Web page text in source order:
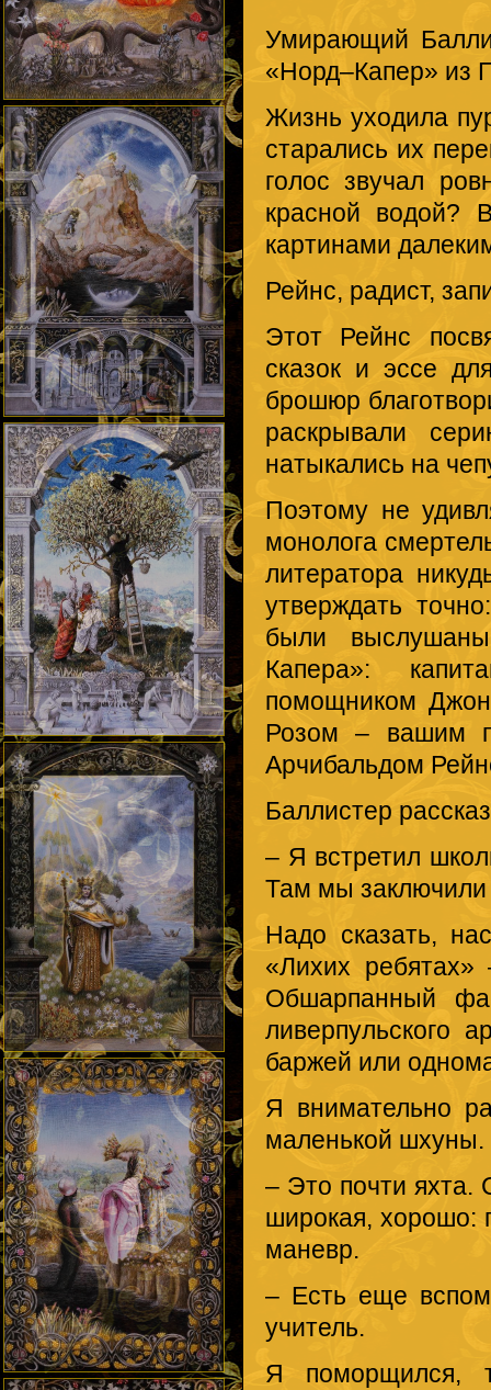
Умирающий
«Норд–Капер» из
Жизнь уходила
старались их
голос звучал
красной водой?
картинами
Рейнс, радист,
Этот Рейнс
сказок и эссе
брошюр
раскрывали
натыкались на
Поэтому не
монолога
литератора
утверждать
были
Капера»:
помощником
Розом – вашим
Арчибальдом
Баллистер
– Я встретил
Там мы заключили
Надо сказать,
«Лихих
Обшарпанный
ливерпульского
баржей или
Я внимательно
маленькой шхуны.
– Это почти яхта.
широкая, хорошо:
маневр.
– Есть еще
учитель.
Я поморщился,